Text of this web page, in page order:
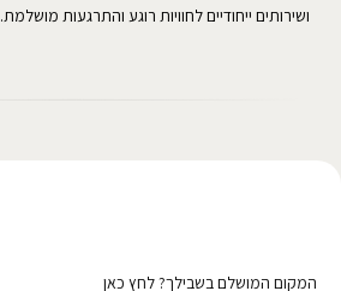
ושירותים ייחודיים לחוויות רוגע והתרגעות מושלמת.
המקום המושלם בשבילך? לחץ כאן